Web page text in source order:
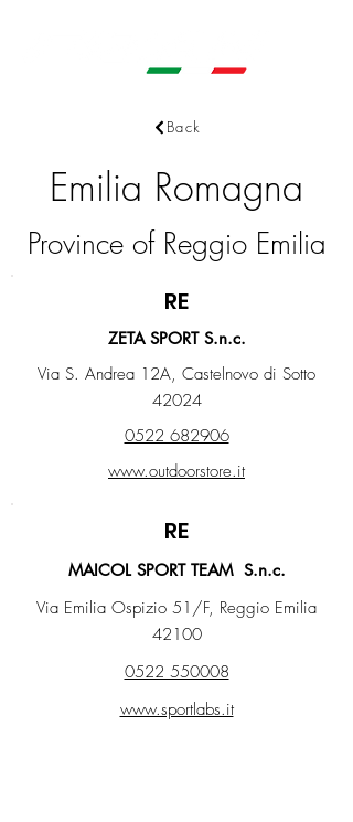
Back
Emilia Romagna
Province of Reggio Emilia
RE
ZETA SPORT S.n.c.
Via S. Andrea 12A, Castelnovo di Sotto
42024
0522 682906
www.outdoorstore.it
RE
MAICOL SPORT TEAM S.n.c.
Via Emilia Ospizio 51/F, Reggio Emilia
42100
0522 550008
www.sportlabs.it